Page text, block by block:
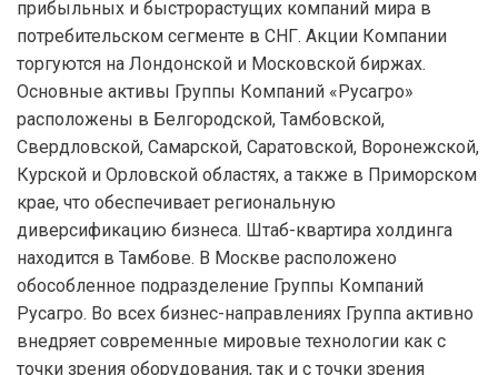
прибыльных и быстрорастущих компаний мира в
потребительском сегменте в СНГ. Акции Компании
торгуются на Лондонской и Московской биржах.
Основные активы Группы Компаний «Русагро»
расположены в Белгородской, Тамбовской,
Свердловской, Самарской, Саратовской, Воронежской,
Курской и Орловской областях, а также в Приморском
крае, что обеспечивает региональную
диверсификацию бизнеса. Штаб-квартира холдинга
находится в Тамбове. В Москве расположено
обособленное подразделение Группы Компаний
Русагро. Во всех бизнес-направлениях Группа активно
внедряет современные мировые технологии как с
точки зрения оборудования, так и с точки зрения